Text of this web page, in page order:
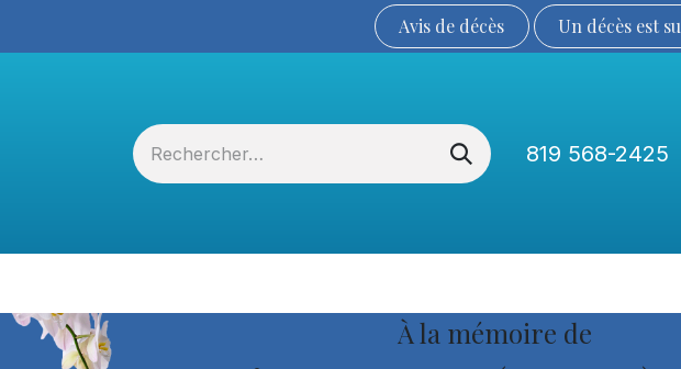
Avis de décès Un décès est
819 568-2425
À la mémoire de